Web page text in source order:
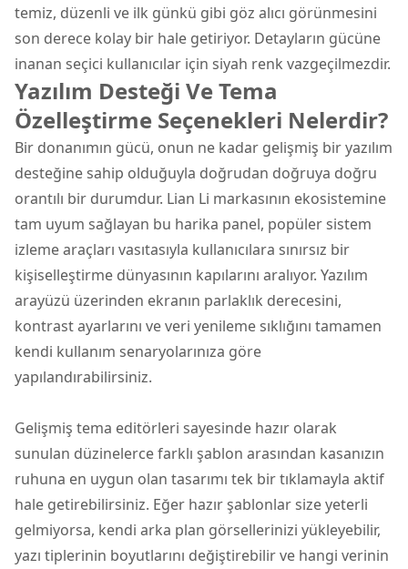
temiz, düzenli ve ilk günkü gibi göz alıcı görünmesini
son derece kolay bir hale getiriyor. Detayların gücüne
inanan seçici kullanıcılar için siyah renk vazgeçilmezdir.
Yazılım Desteği Ve Tema
Özelleştirme Seçenekleri Nelerdir?
Bir donanımın gücü, onun ne kadar gelişmiş bir yazılım
desteğine sahip olduğuyla doğrudan doğruya doğru
orantılı bir durumdur. Lian Li markasının ekosistemine
tam uyum sağlayan bu harika panel, popüler sistem
izleme araçları vasıtasıyla kullanıcılara sınırsız bir
kişiselleştirme dünyasının kapılarını aralıyor. Yazılım
arayüzü üzerinden ekranın parlaklık derecesini,
kontrast ayarlarını ve veri yenileme sıklığını tamamen
kendi kullanım senaryolarınıza göre
yapılandırabilirsiniz.
Gelişmiş tema editörleri sayesinde hazır olarak
sunulan düzinelerce farklı şablon arasından kasanızın
ruhuna en uygun olan tasarımı tek bir tıklamayla aktif
hale getirebilirsiniz. Eğer hazır şablonlar size yeterli
gelmiyorsa, kendi arka plan görsellerinizi yükleyebilir,
yazı tiplerinin boyutlarını değiştirebilir ve hangi verinin